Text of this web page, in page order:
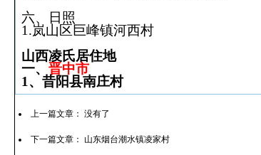
六、日照
1.岚山区巨峰镇河西村
山西凌氏居住地
一、 晋中市
1、昔阳县南庄村
上一篇文章： 没有了
下一篇文章： 山东烟台潮水镇凌家村